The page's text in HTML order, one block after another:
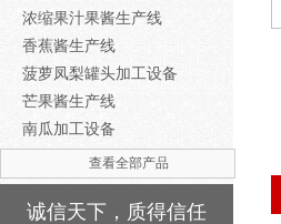
浓缩果汁果酱生产线
香蕉酱生产线
菠萝凤梨罐头加工设备
芒果酱生产线
南瓜加工设备
查看全部产品
诚信天下，质得信任